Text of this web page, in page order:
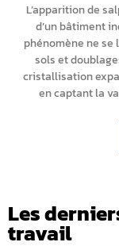
L’apparition de
d’un bâtiment
phénomène ne
sols et
cristallisation
en captant la
Les
travail